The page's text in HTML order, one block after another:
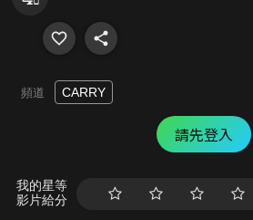
頻道 CARRY
請先登入
我的星等
影片給分